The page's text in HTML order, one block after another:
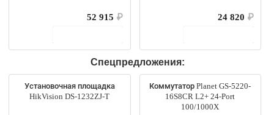
52 915 ₽
24 820 ₽
Спецпредложения:
Установочная площадка
HikVision DS-1232ZJ-T
Коммутатор Planet GS-5220-
16S8CR L2+ 24-Port
100/1000X